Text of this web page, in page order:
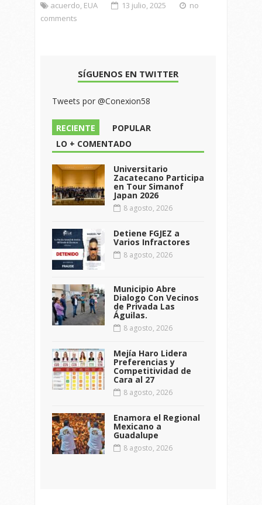
acuerdo, EUA 13 julio, 2025
no
comments
SÍGUENOS EN TWITTER
Tweets por @Conexion58
RECIENTE
POPULAR
LO + COMENTADO
Universitario
Zacatecano Participa
en Tour Simanof
Japan 2026
8 agosto, 2026
Detiene FGJEZ a
Varios Infractores
8 agosto, 2026
Municipio Abre
Dialogo Con Vecinos
de Privada Las
Águilas.
8 agosto, 2026
Mejía Haro Lidera
Preferencias y
Competitividad de
Cara al 27
8 agosto, 2026
Enamora el Regional
Mexicano a
Guadalupe
8 agosto, 2026